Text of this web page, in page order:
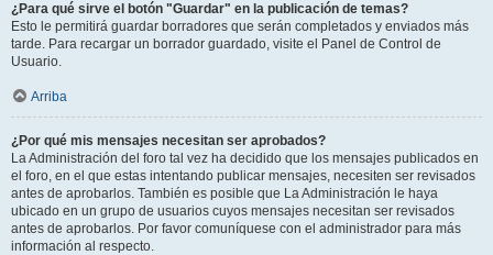
¿Para qué sirve el botón "Guardar" en la publicación de temas?
Esto le permitirá guardar borradores que serán completados y enviados más
tarde. Para recargar un borrador guardado, visite el Panel de Control de
Usuario.
Arriba
¿Por qué mis mensajes necesitan ser aprobados?
La Administración del foro tal vez ha decidido que los mensajes publicados en
el foro, en el que estas intentando publicar mensajes, necesiten ser revisados
antes de aprobarlos. También es posible que La Administración le haya
ubicado en un grupo de usuarios cuyos mensajes necesitan ser revisados
antes de aprobarlos. Por favor comuníquese con el administrador para más
información al respecto.